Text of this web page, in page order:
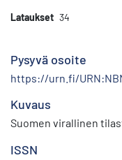
Lataukset 34
Pysyvä osoite
https://urn.fi/
Kuvaus
Suomen virallinen
ISSN